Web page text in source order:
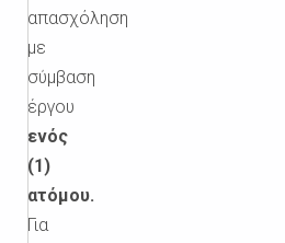
απασχόληση
με
σύμβαση
έργου
ενός
(1)
ατόμου.
Για